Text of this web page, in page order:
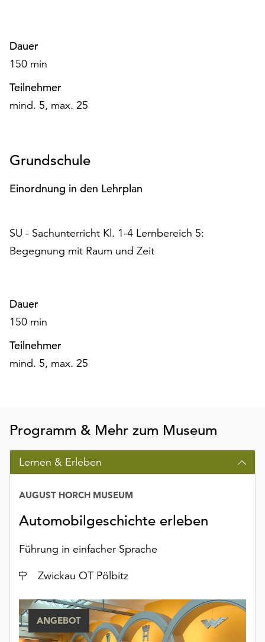
Weitere
Informationen
finden
Sie
in
dem
.
Dauer
150 min
Teilnehmer
mind. 5, max. 25
Grundschule
Einordnung in den Lehrplan
SU - Sachunterricht Kl. 1-4 Lernbereich 5:
Begegnung mit Raum und Zeit
Dauer
150 min
Teilnehmer
mind. 5, max. 25
Programm & Mehr zum Museum
Lernen & Erleben
Automobilgeschichte erleben
AUGUST HORCH MUSEUM
Führung in einfacher Sprache
Ort
Zwickau OT Pölbitz
ANGEBOT